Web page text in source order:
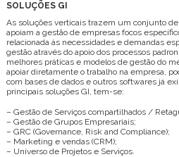
SOLUÇÕES GI
As soluções verticais trazem um conjunto
apoiam a gestão de empresas focos
relacionada às necessidades e demandas
gestão através do apoio dos processos
melhores práticas e modelos de gestão do
apoiar diretamente o trabalho na empresa,
com bases de dados e outros softwares já
principais soluções GI, tem-se:
– Gestão de Serviços compartilhados /
– Gestão de Grupos Empresariais;
– GRC (Governance, Risk and Compliance);
– Marketing e vendas (CRM);
– Universo de Projetos e Serviços.